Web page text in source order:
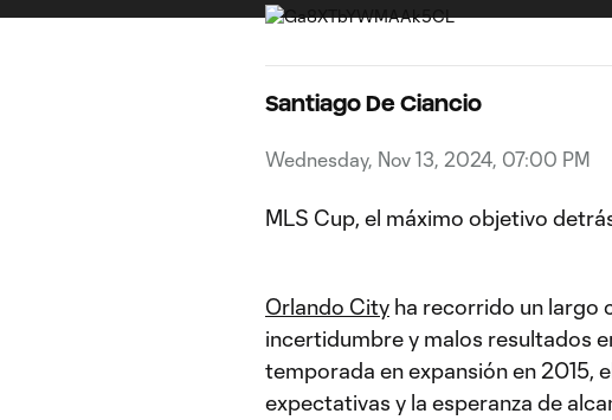
Santiago De Ciancio
Wednesday, Nov 13, 2024, 07:00 PM
MLS Cup, el máximo objetivo
Orlando City ha recorrido un largo
incertidumbre y malos resultados
temporada en expansión en 2015,
expectativas y la esperanza de